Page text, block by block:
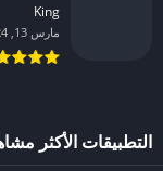
King‏
مارس 13, 2024
التطبيقات الأكثر